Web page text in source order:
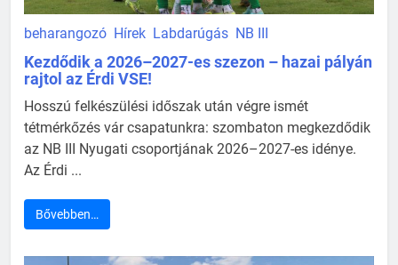
beharangozó Hírek Labdarúgás NB III
Kezdődik a 2026–2027-es szezon – hazai pályán
rajtol az Érdi VSE!
Hosszú felkészülési időszak után végre ismét
tétmérkőzés vár csapatunkra: szombaton megkezdődik
az NB III Nyugati csoportjának 2026–2027-es idénye.
Az Érdi ...
Bővebben…